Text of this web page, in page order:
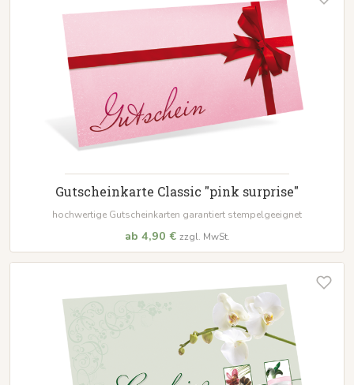
Gutscheinkarte Classic "pink surprise"
hochwertige Gutscheinkarten garantiert stempelgeeignet
ab 4,90 € zzgl. MwSt.